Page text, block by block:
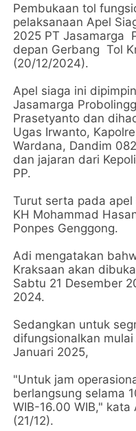
Pembukaan tol
pelaksanaan Apel
2025 PT Jasamarga
depan Gerbang Tol
(20/12/2024).
Apel siaga ini
Jasamarga
Prasetyanto dan
Ugas Irwanto,
Wardana, Dandim
dan jajaran dari
PP.
Turut serta pada
KH Mohammad
Ponpes Genggong.
Adi mengatakan
Kraksaan akan
Sabtu 21 Desember
2024.
Sedangkan untuk
difungsionalkan
Januari 2025,
"Untuk jam
berlangsung selama
WIB-16.00 WIB,"
(21/12).